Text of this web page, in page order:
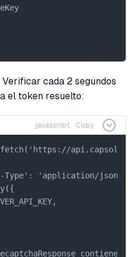
cada 2 segundos
el token resuelto:
javascript Copy
Type': 'application/json'
contiene